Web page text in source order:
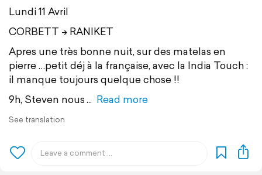
Lundi 11 Avril
CORBETT -> RANIKET
Apres une très bonne nuit, sur des matelas en
pierre …petit déj à la française, avec la India Touch :
il manque toujours quelque chose !!
9h, Steven nous
Read more
See translation